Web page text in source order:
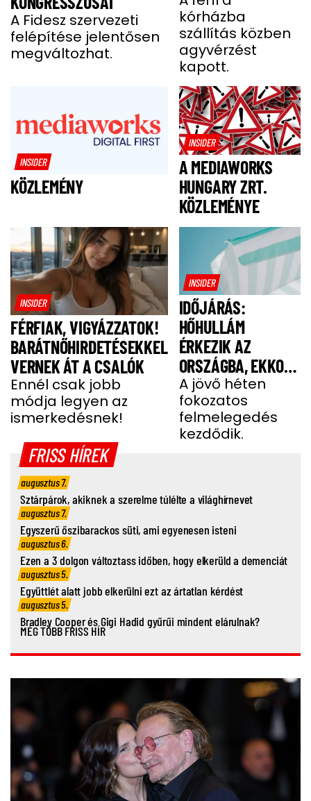
A Fidesz szervezeti
felépítése jelentősen
megváltozhat.
KÓMÁBAN FEKÜDT
A BALESETE UTÁN
kórházba
szállítás közben
agyvérzést
kapott.
INSIDER
KÖZLEMÉNY
INSIDER
A MEDIAWORKS
HUNGARY ZRT.
KÖZLEMÉNYE
INSIDER
FÉRFIAK, VIGYÁZZATOK!
BARÁTNŐHIRDETÉSEKKEL
VERNEK ÁT A CSALÓK
Ennél csak jobb
módja legyen az
ismerkedésnek!
INSIDER
IDŐJÁRÁS:
HŐHULLÁM
ÉRKEZIK AZ
ORSZÁGBA, EKKOR
ÉR IDE
A jövő héten
fokozatos
felmelegedés
kezdődik.
FRISS HÍREK
augusztus 7.
Sztárpárok, akiknek a szerelme túlélte a világhírnevet
augusztus 7.
Egyszerű őszibarackos süti, ami egyenesen isteni
augusztus 6.
Ezen a 3 dolgon változtass időben, hogy elkerüld a demenciát
augusztus 5.
Együttlét alatt jobb elkerülni ezt az ártatlan kérdést
augusztus 5.
Bradley Cooper és Gigi Hadid gyűrűi mindent elárulnak?
MÉG TÖBB FRISS HÍR